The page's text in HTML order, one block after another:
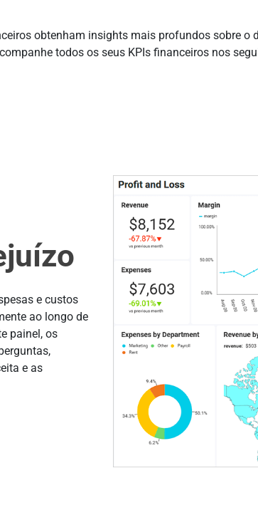
obtenham insights mais profundos sobre o
todos os seus KPIs financeiros nos
e custos
ao longo de
painel, os
e as